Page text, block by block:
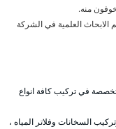
منه.
العلمية في الشركة
في تركيب كافة انواع
السخانات وفلاتر المياه ،